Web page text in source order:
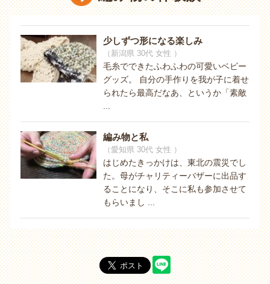
少しずつ形になる楽しみ
（新潟県 30代 女性 ）
毛糸でできたふわふわの可愛いベビー
グッズ。 自分の手作りを我が子に着せ
られたら最高だなあ、というか「素敵
編み物と私
（愛知県 30代 女性 ）
はじめたきっかけは、東北の震災でし
た。母がチャリティーバザーに出品す
ることになり、そこに私も参加させて
もらいまし ...